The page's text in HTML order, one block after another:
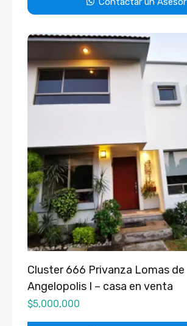
Cluster 666 Privanza Lomas de
Angelopolis I – casa en venta
$5,000,000